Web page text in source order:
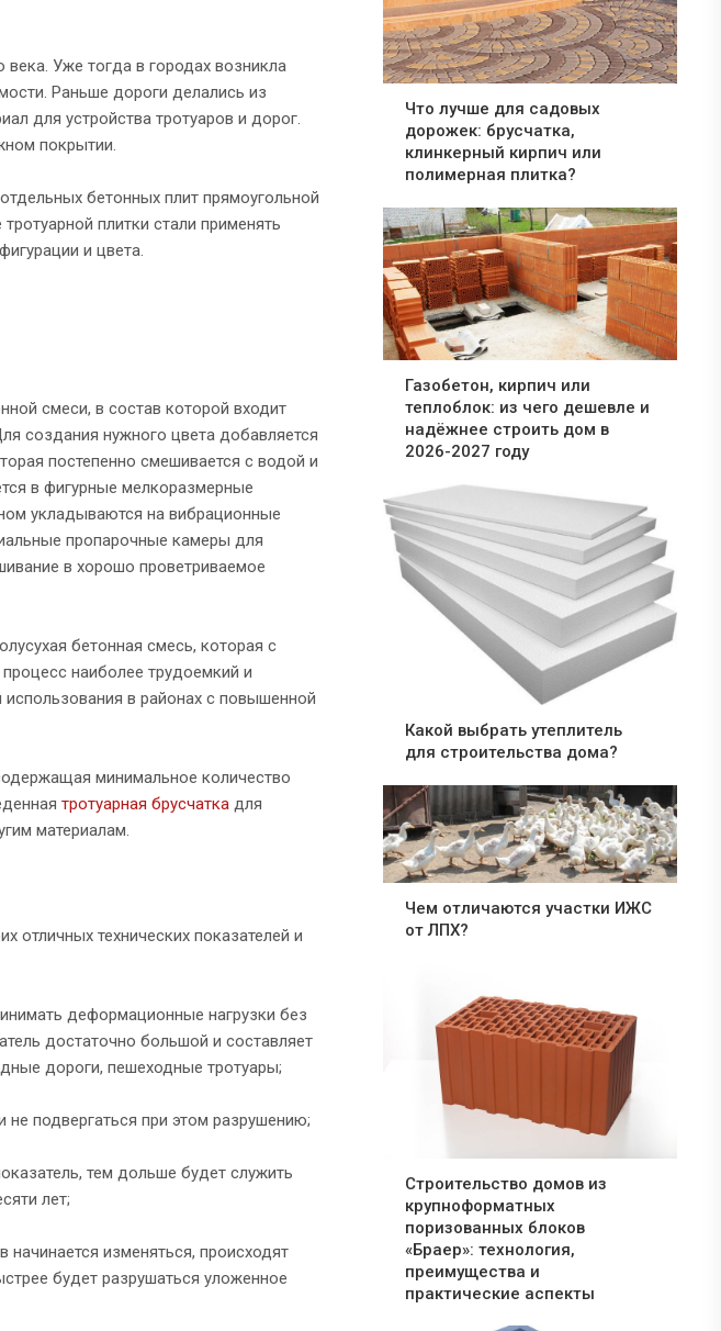
Уже тогда в городах возникла
Раньше дороги делались из
для устройства тротуаров и дорог.
покрытии.
бетонных плит прямоугольной
плитки стали применять
и цвета.
смеси, в состав которой входит
создания нужного цвета добавляется
постепенно смешивается с водой и
в фигурные мелкоразмерные
укладываются на вибрационные
пропарочные камеры для
в хорошо проветриваемое
бетонная смесь, которая с
наиболее трудоемкий и
в районах с повышенной
минимальное количество
тротуарная брусчатка для
материалам.
отличных технических показателей и
деформационные нагрузки без
достаточно большой и составляет
дороги, пешеходные тротуары;
подвергаться при этом разрушению;
тем дольше будет служить
лет;
изменяться, происходят
будет разрушаться уложенное
Что лучше для садовых
дорожек: брусчатка,
клинкерный кирпич или
полимерная плитка?
Газобетон, кирпич или
теплоблок: из чего дешевле и
надёжнее строить дом в
2026-2027 году
Какой выбрать утеплитель
для строительства дома?
Чем отличаются участки ИЖС
от ЛПХ?
Строительство домов из
крупноформатных
поризованных блоков
«Браер»: технология,
преимущества и
практические аспекты